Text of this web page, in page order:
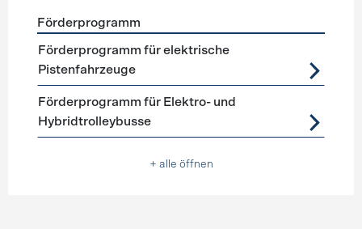
Förderprogramme Elektrofahrzeuge
Förderprogramm
Förderprogramm für elektrische
Pistenfahrzeuge
Förderprogramm für Elektro- und
Hybridtrolleybusse
+ alle öffnen